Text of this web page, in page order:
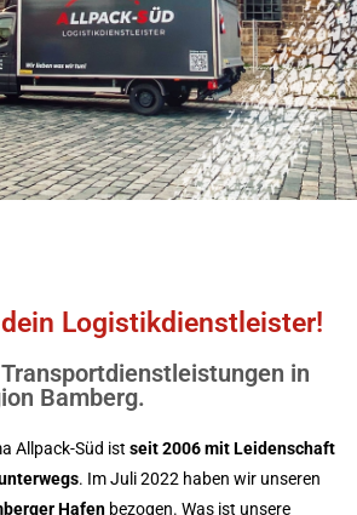
Logistikdienstleister!
in
Bamberg.
Allpack-Süd ist seit 2006mit Leidenschaft
. Im Juli 2022 haben wir unseren
Hafen bezogen. Was ist unsere